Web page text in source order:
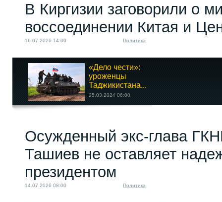
В Киргизии заговорили о
воссоединении Китая и
16.07.2026 14:00 Политика
«Дело чести»:
уроженцы
Таджикистана...
25.03.2024 06:00
вынес приговор...
18.06.2026 20:00
Осужденный экс-глава
Ташиев не оставляет
президентом
14.07.2026 08:00 Политика